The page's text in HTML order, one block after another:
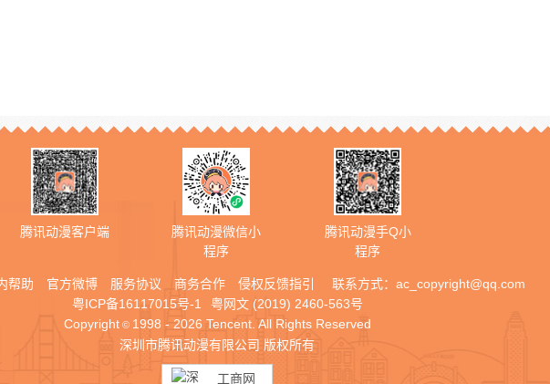
腾讯动漫客户端
腾讯动漫微信小
程序
腾讯动漫手Q小
程序
帮助 官方微博 服务协议 商务合作 侵权反馈指引 联系方式： ac_copyright@qq.com
粤ICP备16117015号-1
粤网文 (2019) 2460-563号
Copyright © 1998 - 2026 Tencent. All Rights Reserved
深圳市腾讯动漫有限公司 版权所有
工商网